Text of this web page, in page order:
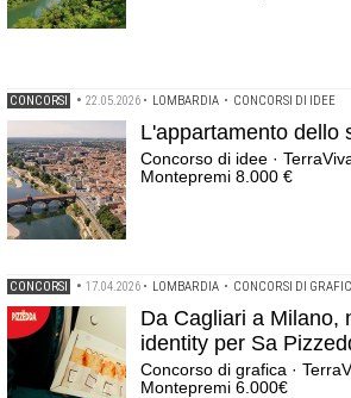
CONCORSI • 22.05.2026 • LOMBARDIA • CONCORSI DI IDEE
L'appartamento dello
Concorso di idee ·
Montepremi 8.000 €
CONCORSI • 17.04.2026 • LOMBARDIA • CONCORSI DI
Da Cagliari a Milano,
identity per Sa
Concorso di grafica ·
Montepremi 6.000€